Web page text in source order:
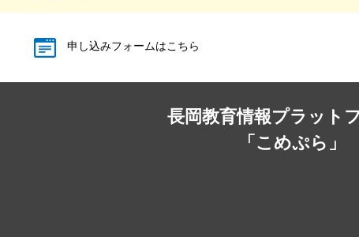
申し込みフォームはこちら
長岡教育情報プラット
「こめぷら」